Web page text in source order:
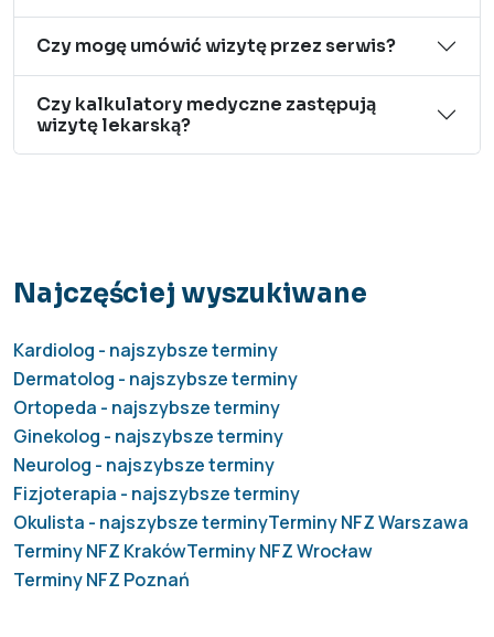
Czy mogę umówić wizytę przez serwis?
Czy kalkulatory medyczne zastępują
wizytę lekarską?
Najczęściej wyszukiwane
Kardiolog - najszybsze terminy
Dermatolog - najszybsze terminy
Ortopeda - najszybsze terminy
Ginekolog - najszybsze terminy
Neurolog - najszybsze terminy
Fizjoterapia - najszybsze terminy
Okulista - najszybsze terminyTerminy NFZ Warszawa
Terminy NFZ KrakówTerminy NFZ Wrocław
Terminy NFZ Poznań